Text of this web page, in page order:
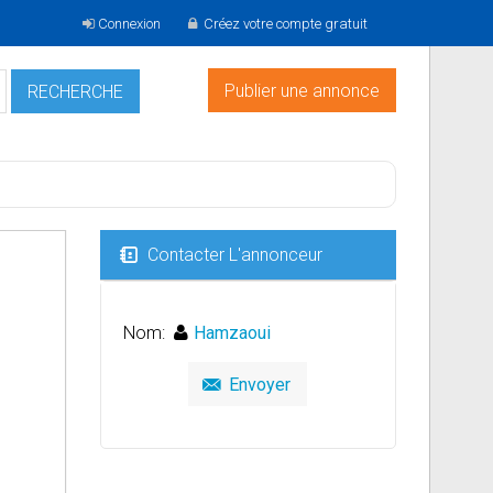
Connexion Créez votre compte gratuit
Publier une annonce
Contacter L'annonceur
Nom: Hamzaoui
Envoyer